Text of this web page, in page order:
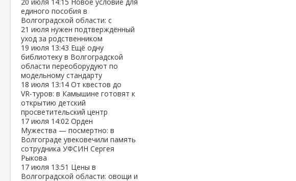
единого пособия в
Волгоградской области: с
21 июля нужен подтверждённый
уход за родственником
19 июля 13:43 Ещё одну
библиотеку в Волгоградской
области переоборудуют по
модельному стандарту
18 июля 13:14 От квестов до
VR‑туров: в Камышине готовят к
открытию детский
просветительский центр
17 июля 14:02 Орден
Мужества — посмертно: в
Волгограде увековечили память
сотрудника УФСИН Сергея
Рыкова
17 июля 13:51 Цены в
Волгоградской области: овощи и